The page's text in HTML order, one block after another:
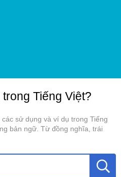
Tiếng Việt?
sử dụng và ví dụ trong Tiếng
bản ngữ. Từ đồng nghĩa, trái